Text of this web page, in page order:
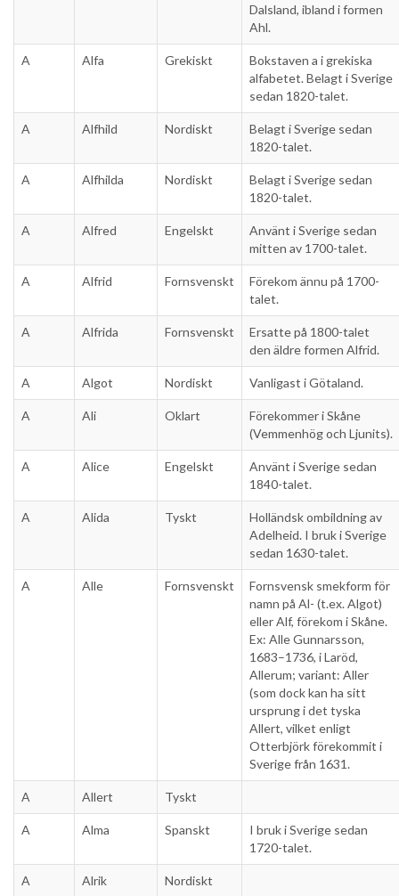
Dalsland, ibland i formen
Ahl.
A Alfa Grekiskt
Bokstaven a i grekiska
alfabetet. Belagt i Sverige
sedan 1820-talet.
A Alfhild Nordiskt
Belagt i Sverige sedan
1820-talet.
A Alfhilda Nordiskt
Belagt i Sverige sedan
1820-talet.
A Alfred Engelskt
Använt i Sverige sedan
mitten av 1700-talet.
A Alfrid Fornsvenskt
Förekom ännu på 1700-
talet.
A Alfrida Fornsvenskt
Ersatte på 1800-talet
den äldre formen Alfrid.
A Algot Nordiskt Vanligast i Götaland.
A Ali Oklart
Förekommer i Skåne
(Vemmenhög och Ljunits).
A Alice Engelskt
Använt i Sverige sedan
1840-talet.
A Alida Tyskt
Holländsk ombildning av
Adelheid. I bruk i Sverige
sedan 1630-talet.
A Alle Fornsvenskt
Fornsvensk smekform för
namn på Al- (t.ex. Algot)
eller Alf, förekom i Skåne.
Ex: Alle Gunnarsson,
1683–1736, i Laröd,
Allerum; variant: Aller
(som dock kan ha sitt
ursprung i det tyska
Allert, vilket enligt
Otterbjörk förekommit i
Sverige från 1631.
A Allert Tyskt
A Alma Spanskt
I bruk i Sverige sedan
1720-talet.
A Alrik Nordiskt